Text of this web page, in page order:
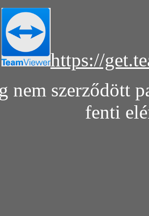
https://
nem szerződött
fenti